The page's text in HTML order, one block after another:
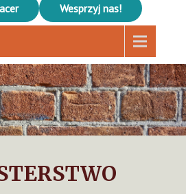
Wesprzyj nas!